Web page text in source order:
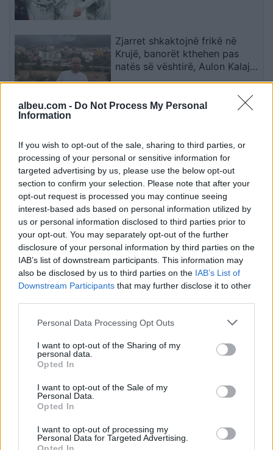
albeu.com - Do Not Process My Personal
Information
If you wish to opt-out of the sale, sharing to third parties, or
processing of your personal or sensitive information for
targeted advertising by us, please use the below opt-out
section to confirm your selection. Please note that after your
opt-out request is processed you may continue seeing
interest-based ads based on personal information utilized by
us or personal information disclosed to third parties prior to
your opt-out. You may separately opt-out of the further
disclosure of your personal information by third parties on the
IAB’s list of downstream participants. This information may
also be disclosed by us to third parties on the IAB’s List of
Downstream Participants that may further disclose it to other
Personal Data Processing Opt Outs
I want to opt-out of the Sharing of my
personal data.
Opted In
I want to opt-out of the Sale of my
Personal Data.
Opted In
I want to opt-out of processing my
Personal Data for Targeted Advertising.
Zjarret shkaktojnë frikë në
Krujë, banorët kthehen pas
natës së vështirë, Aulon Kalaja:
Banesat u shpëtuan
Pa konstituimin e Kuvendit,
zgjedhje
Esim for Global
Esim for USA Esim for Italy
for Turkey|Esim for Germany|Esim for Greece|